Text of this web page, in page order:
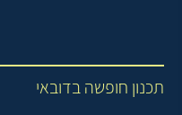
תכנון חופשה בדובאי